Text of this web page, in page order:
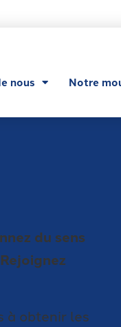
nous Notre
du sens
à obtenir les